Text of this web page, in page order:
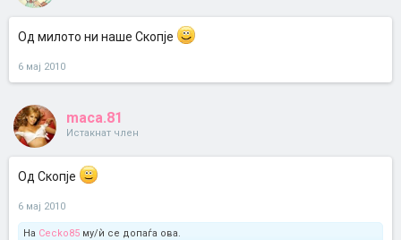
Од милото ни наше Скопје
6 мај 2010
maca.81
Истакнат член
Од Скопје
6 мај 2010
На Cecko85 му/ѝ се допаѓа ова.